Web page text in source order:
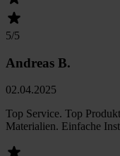
5/5
Andreas B.
02.04.2025
Top Service. Top
Materialien. Einfache